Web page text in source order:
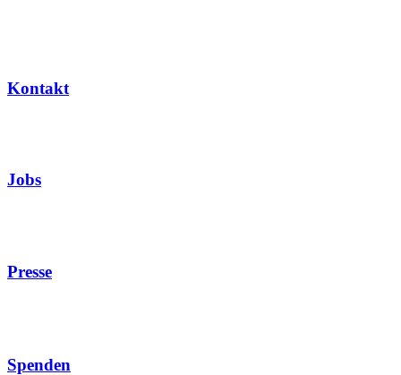
Kontakt
Jobs
Presse
Spenden